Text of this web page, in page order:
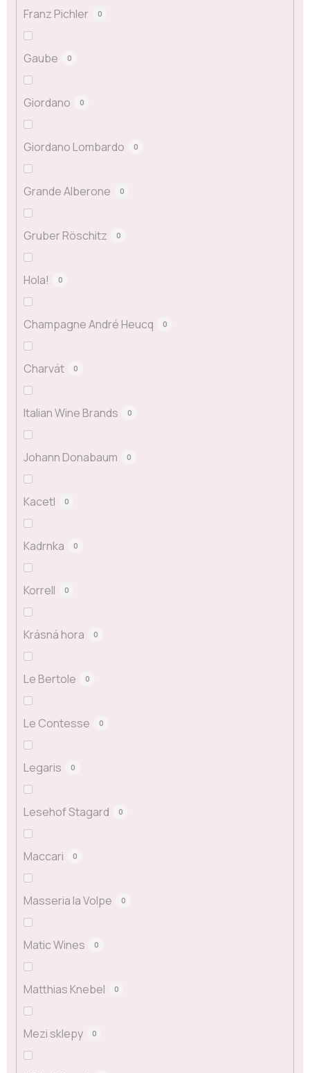
Franz Pichler 0
Gaube 0
Giordano 0
Giordano Lombardo 0
Grande Alberone 0
Gruber Röschitz 0
Hola! 0
Champagne André Heucq 0
Charvát 0
Italian Wine Brands 0
Johann Donabaum 0
Kacetl 0
Kadrnka 0
Korrell 0
Krásná hora 0
Le Bertole 0
Le Contesse 0
Legaris 0
Lesehof Stagard 0
Maccari 0
Masseria la Volpe 0
Matic Wines 0
Matthias Knebel 0
Mezi sklepy 0